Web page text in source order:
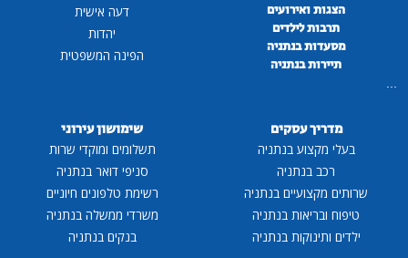
הצגות ואירועים
תרבות לילדים
מסעדות בנתניה
תיירות בנתניה
...
דעה אישית
יהדות
הפינה המשפטית
מדריך עסקים
בעלי מקצוע בנתניה
רכב בנתניה
שרותים מקצועיים בנתניה
טיפוח ובריאות בנתניה
ילדים ותינוקות בנתניה
שימושון עירוני
תשלומים ומוקדי שרות
סניפי דואר בנתניה
רשימת טלפונים חיוניים
משרדי ממשלה בנתניה
בנקים בנתניה